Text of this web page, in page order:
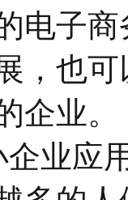
电子
，也
企业。
业应